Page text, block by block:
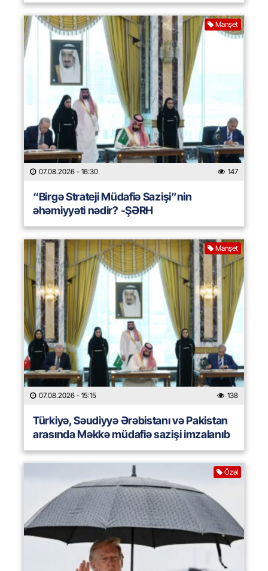
Manşet
07.08.2026 - 16:30 147
“Birgə Strateji Müdafiə Sazişi”nin
əhəmiyyəti nədir? -ŞƏRH
Manşet
07.08.2026 - 15:15 138
Türkiyə, Səudiyyə Ərəbistanı və Pakistan
arasında Məkkə müdafiə sazişi imzalanıb
Özəl